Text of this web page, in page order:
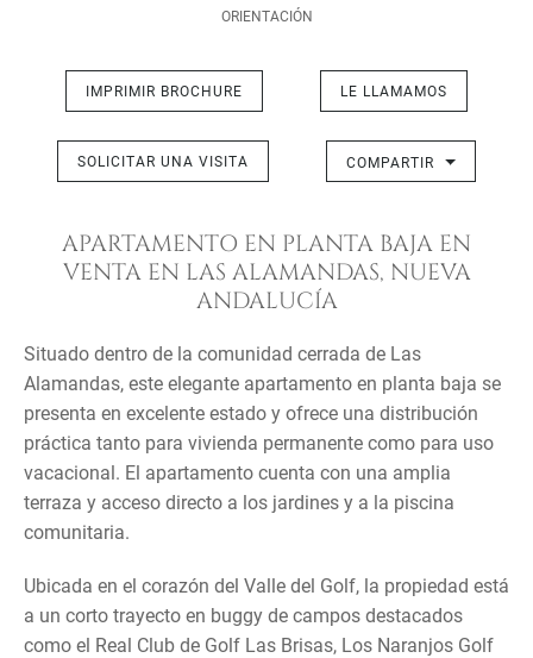
ORIENTACIÓN
IMPRIMIR BROCHURE LE LLAMAMOS
SOLICITAR UNA VISITA COMPARTIR
APARTAMENTO EN PLANTA BAJA EN
VENTA EN LAS ALAMANDAS, NUEVA
ANDALUCÍA
Situado dentro de la comunidad cerrada de Las
Alamandas, este elegante apartamento en planta baja se
presenta en excelente estado y ofrece una distribución
práctica tanto para vivienda permanente como para uso
vacacional. El apartamento cuenta con una amplia
terraza y acceso directo a los jardines y a la piscina
comunitaria.
Ubicada en el corazón del Valle del Golf, la propiedad está
a un corto trayecto en buggy de campos destacados
como el Real Club de Golf Las Brisas, Los Naranjos Golf